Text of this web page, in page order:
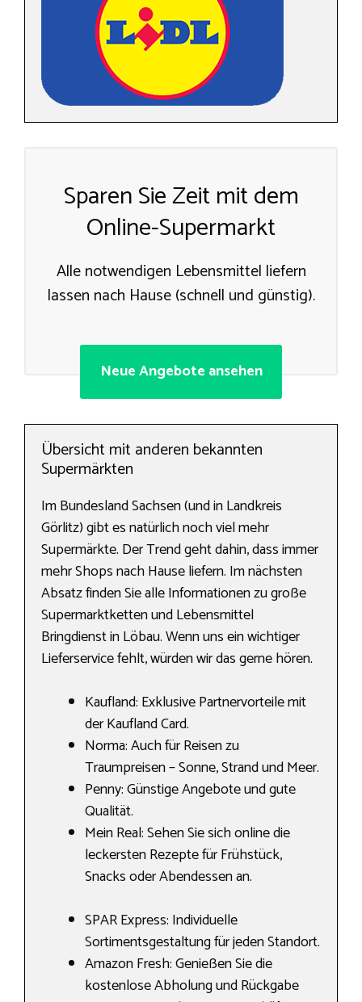
Sparen Sie Zeit mit dem
Online-Supermarkt
Alle notwendigen Lebensmittel liefern
lassen nach Hause (schnell und günstig).
Neue Angebote ansehen
Übersicht mit anderen bekannten
Supermärkten
Im Bundesland Sachsen (und in Landkreis
Görlitz) gibt es natürlich noch viel mehr
Supermärkte. Der Trend geht dahin, dass immer
mehr Shops nach Hause liefern. Im nächsten
Absatz finden Sie alle Informationen zu große
Supermarktketten und Lebensmittel
Bringdienst in Löbau. Wenn uns ein wichtiger
Lieferservice fehlt, würden wir das gerne hören.
Kaufland: Exklusive Partnervorteile mit
der Kaufland Card.
Norma: Auch für Reisen zu
Traumpreisen – Sonne, Strand und Meer.
Penny: Günstige Angebote und gute
Qualität.
Mein Real: Sehen Sie sich online die
leckersten Rezepte für Frühstück,
Snacks oder Abendessen an.
SPAR Express: Individuelle
Sortimentsgestaltung für jeden Standort.
Amazon Fresh: Genießen Sie die
kostenlose Abholung und Rückgabe